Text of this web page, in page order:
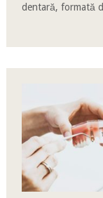
dentară, formată